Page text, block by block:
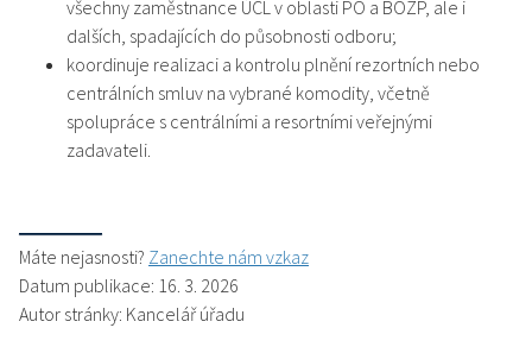
všechny zaměstnance ÚCL v oblasti PO a BOZP, ale i
dalších, spadajících do působnosti odboru;
koordinuje realizaci a kontrolu plnění rezortních nebo
centrálních smluv na vybrané komodity, včetně
spolupráce s centrálními a resortními veřejnými
zadavateli.
Máte nejasnosti? Zanechte nám vzkaz
Datum publikace: 16. 3. 2026
Autor stránky: Kancelář úřadu